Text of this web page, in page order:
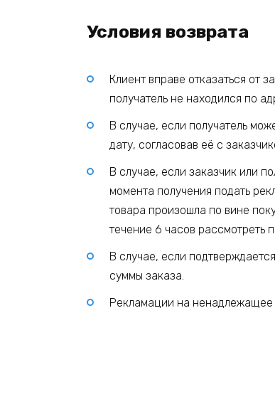
Условия возврата
Клиент вправе отказаться от
получатель не находился по
В случае, если получатель
дату, согласовав её с
В случае, если заказчик или
момента получения подать
товара произошла по вине
течение 6 часов рассмотреть
В случае, если
суммы заказа.
Рекламации на ненадлежащее